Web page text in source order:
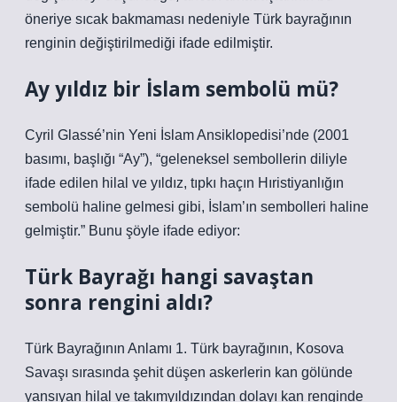
öneriye sıcak bakmaması nedeniyle Türk bayrağının
renginin değiştirilmediği ifade edilmiştir.
Ay yıldız bir İslam sembolü mü?
Cyril Glassé’nin Yeni İslam Ansiklopedisi’nde (2001
basımı, başlığı “Ay”), “geleneksel sembollerin diliyle
ifade edilen hilal ve yıldız, tıpkı haçın Hıristiyanlığın
sembolü haline gelmesi gibi, İslam’ın sembolleri haline
gelmiştir.” Bunu şöyle ifade ediyor:
Türk Bayrağı hangi savaştan
sonra rengini aldı?
Türk Bayrağının Anlamı 1. Türk bayrağının, Kosova
Savaşı sırasında şehit düşen askerlerin kan gölünde
yansıyan hilal ve takımyıldızından dolayı kan renginde